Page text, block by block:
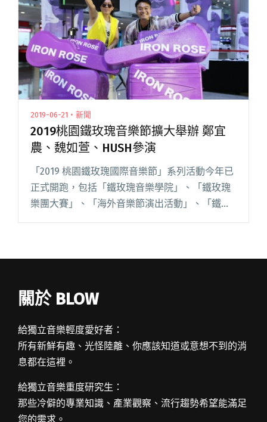
記成「鐵觀音」 2019桃園鐵玫瑰國際音樂節祭出
宣傳奇招！"
2019-06-21・新聞
2019桃園鐵玫瑰音樂節擴大舉辦 鄭宜
農、魏如萱、HUSH參演
「2019 桃園鐵玫瑰國際音樂節」系列活動今年已
正式開跑，包括「鐵玫瑰音樂學院」、「鐵玫瑰
樂團大賽」、「海外音樂節演出活動」、「鐵玫
瑰音樂節」四大系列活動熱鬧登場，即日起至 12
關於 BLOW
給獨立音樂輕度愛好者：
所有新鮮有趣、光怪陸離、你應該知道或意想不到的消
息都在這裡。
給獨立音樂重度研究生：
那些冷僻的專業知識、產業觀察、流行趨勢希望能滿足
您的需求。